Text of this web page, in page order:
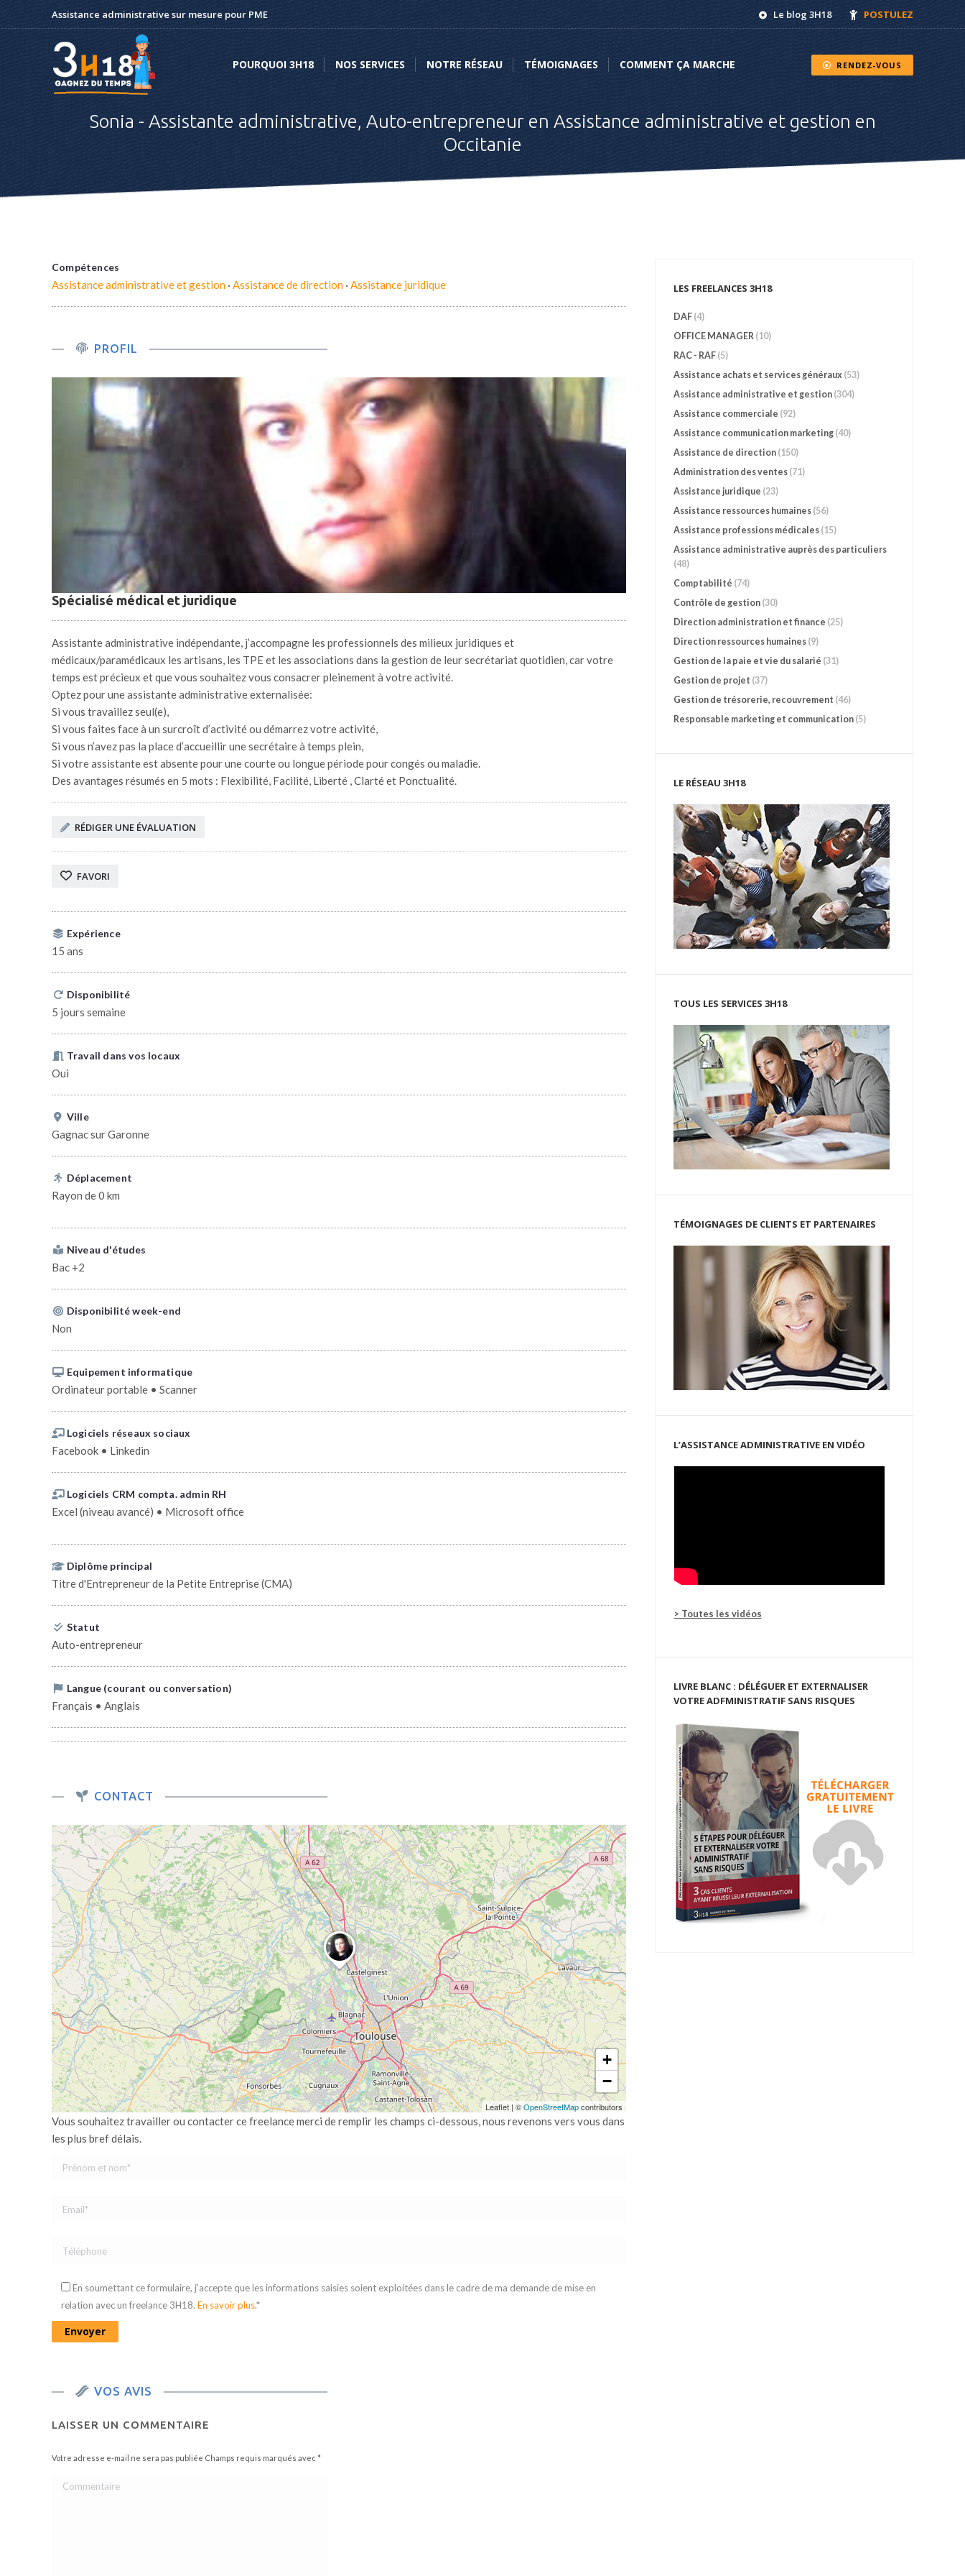
Assistance administrative sur mesure pour PME Le blog 3H18 POSTULEZ
POURQUOI 3H18 NOS SERVICES NOTRE RÉSEAU TÉMOIGNAGES COMMENT ÇA MARCHE RENDEZ-VOUS
Sonia - Assistante administrative, Auto-entrepreneur en Assistance administrative et gestion en
Occitanie
Compétences
Assistance administrative et gestion · Assistance de direction · Assistance juridique
PROFIL
Spécialisé médical et juridique
Assistante administrative indépendante, j’accompagne les professionnels des milieux juridiques et
médicaux/paramédicaux les artisans, les TPE et les associations dans la gestion de leur secrétariat quotidien, car votre
temps est précieux et que vous souhaitez vous consacrer pleinement à votre activité.
Optez pour une assistante administrative externalisée:
Si vous travaillez seul(e),
Si vous faites face à un surcroît d’activité ou démarrez votre activité,
Si vous n’avez pas la place d’accueillir une secrétaire à temps plein,
Si votre assistante est absente pour une courte ou longue période pour congés ou maladie.
Des avantages résumés en 5 mots : Flexibilité, Facilité, Liberté , Clarté et Ponctualité.
RÉDIGER UNE ÉVALUATION
FAVORI
Expérience
15 ans
Disponibilité
5 jours semaine
Travail dans vos locaux
Oui
Ville
Gagnac sur Garonne
Déplacement
Rayon de 0 km
Niveau d'études
Bac +2
Disponibilité week-end
Non
Equipement informatique
Ordinateur portable • Scanner
Logiciels réseaux sociaux
Facebook • Linkedin
Logiciels CRM compta. admin RH
Excel (niveau avancé) • Microsoft office
Diplôme principal
Titre d'Entrepreneur de la Petite Entreprise (CMA)
Statut
Auto-entrepreneur
Langue (courant ou conversation)
Français • Anglais
CONTACT
+
−
Leaflet | ©OpenStreetMapcontributors
Vous souhaitez travailler ou contacter ce freelance merci de remplir les champs ci-dessous, nous revenons vers vous dans
les plus bref délais.
En soumettant ce formulaire, j'accepte que les informations saisies soient exploitées dans le cadre de ma demande de mise en
relation avec un freelance 3H18. En savoir plus.*
VOS AVIS
LAISSER UN COMMENTAIRE
Votre adresse e-mail ne sera pas publiée Champs requis marqués avec *
Commentaire
LES FREELANCES 3H18
DAF (4)
OFFICE MANAGER (10)
RAC - RAF (5)
Assistance achats et services généraux (53)
Assistance administrative et gestion (304)
Assistance commerciale (92)
Assistance communication marketing (40)
Assistance de direction (150)
Administration des ventes (71)
Assistance juridique (23)
Assistance ressources humaines (56)
Assistance professions médicales (15)
Assistance administrative auprès des particuliers
(48)
Comptabilité (74)
Contrôle de gestion (30)
Direction administration et finance (25)
Direction ressources humaines (9)
Gestion de la paie et vie du salarié (31)
Gestion de projet (37)
Gestion de trésorerie, recouvrement (46)
Responsable marketing et communication (5)
LE RÉSEAU 3H18
TOUS LES SERVICES 3H18
TÉMOIGNAGES DE CLIENTS ET PARTENAIRES
L’ASSISTANCE ADMINISTRATIVE EN VIDÉO
> Toutes les vidéos
LIVRE BLANC : DÉLÉGUER ET EXTERNALISER
VOTRE ADFMINISTRATIF SANS RISQUES
POURQUOI 3H18 NOS SERVICES NOTRE RÉSEAU TÉMOIGNAGES COMMENT ÇA MARCHE